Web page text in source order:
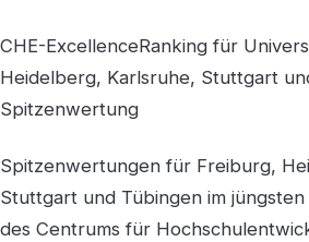
CHE-ExcellenceRanking für
Heidelberg, Karlsruhe, Stuttgart
Spitzenwertung
Spitzenwertungen für Freiburg,
Stuttgart und Tübingen im
des Centrums für